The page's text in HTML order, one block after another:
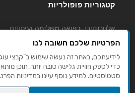
קטגוריות פופולריות
אלטרנטיבי, רפואה משלימה ועיסויים
גני ילדים, משפחתונים וצהרונים
קוסמטיקה טיפוח ויופי
מורים לנהיגה
הפרטיות שלכם חשובה לנו
כדי לספק חוויית גלישה טובה יותר, תוכן
סטטיסטיים. למידע נוסף עיינו במדיניות